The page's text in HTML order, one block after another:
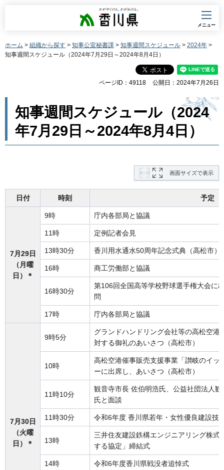
香川県
メニュー
ホーム > 組織から探す > 知事公室秘書課 > 知事週間スケジュール > 2024年 >
知事週間スケジュール（2024年7月29日～2024年8月4日）
ページID：49118 公開日：2024年7月26日
知事週間スケジュール（2024
年7月29日～2024年8月4日）
画面サイズで表示
日付 時刻 予定
7月29日
（月曜
日）＊
9時 庁内各部局と協議
11時 定例記者会見
13時30分 香川用水通水50周年記念式典（高松市）
16時 商工労働部と協議
16時30分
第106回全国高等学校野球選手権大会に
問
17時 庁内各部局と協議
7月30日
（火曜
日）＊
9時5分
グランドハンドリング会社等の高松空港
対する御礼のあいさつ（高松市）
10時
高松空港催事販売支援事業「讃岐のイッ
ーに出席し、あいさつ（高松市）
11時10分
観音寺市長 佐伯明浩氏、公益社団法人
氏と面談
11時30分 令和6年度 香川県若年・女性優良建設技
13時
三井住友建設鉄構エンジニアリング株式
する協定」締結式
14時 令和6年度香川県戦没者追悼式